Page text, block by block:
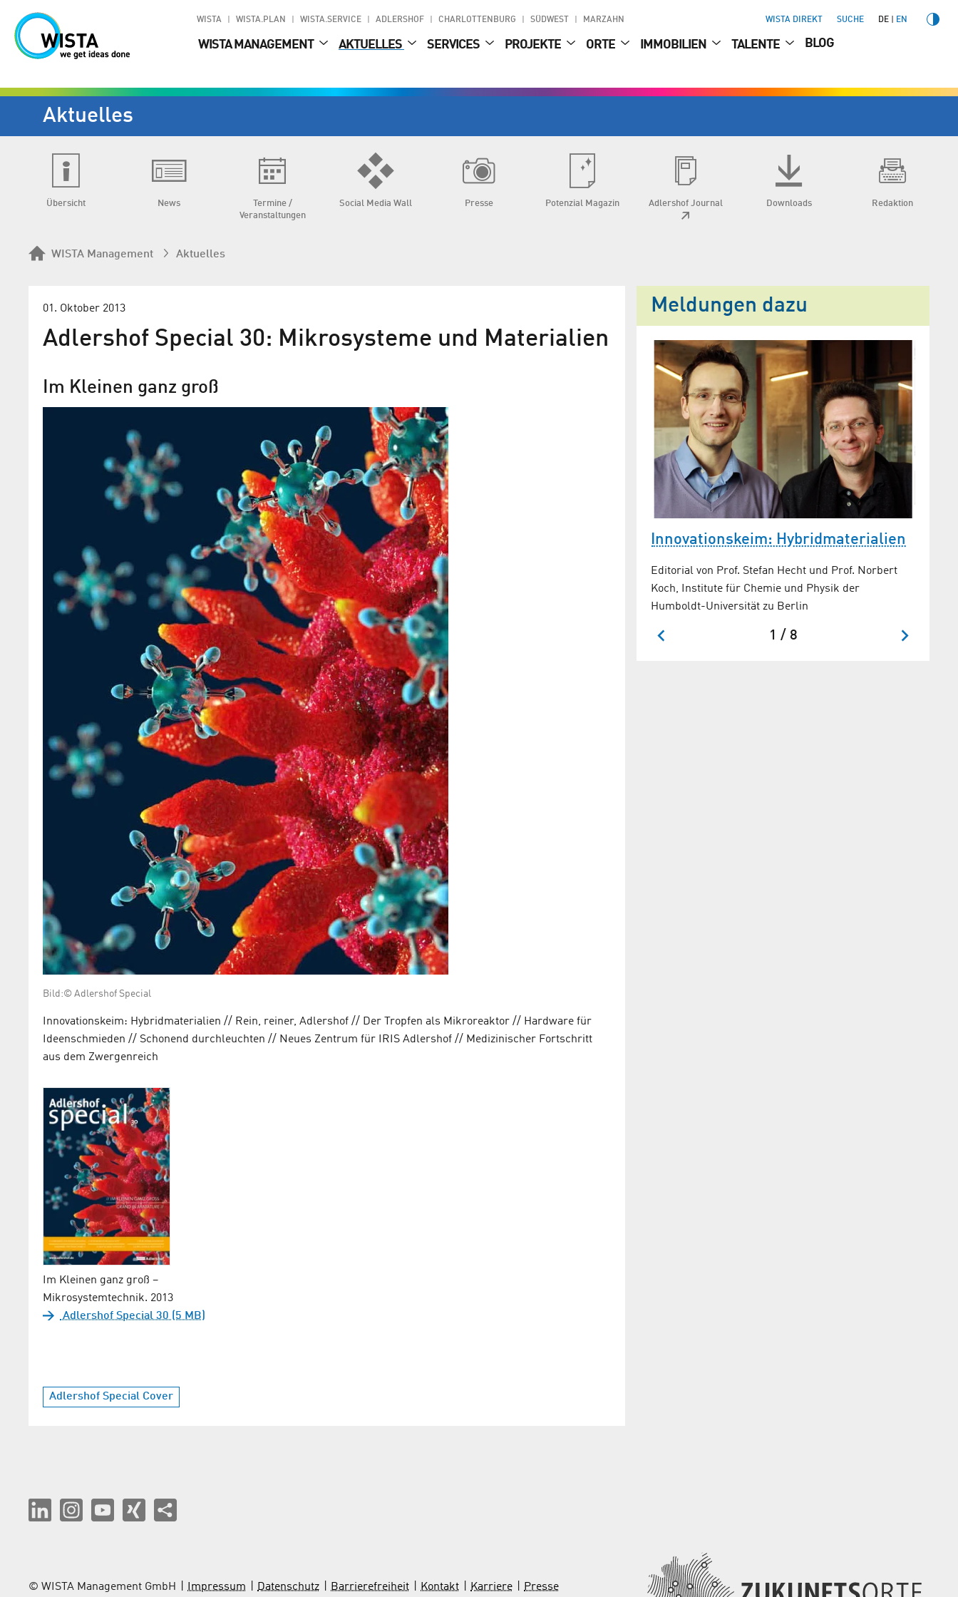
WISTA WISTA.PLAN WISTA.SERVICE ADLERSHOF CHARLOTTENBURG SÜDWEST MARZAHN WISTA DIREKT SUCHE DE EN
WISTA MANAGEMENT AKTUELLES SERVICES PROJEKTE ORTE IMMOBILIEN TALENTE BLOG
Aktuelles
Übersicht News
Termine /
Veranstaltungen
Social Media Wall Presse Potenzial Magazin Adlershof Journal Downloads Redaktion
WISTA Management Aktuelles
01. Oktober 2013
Adlershof Special 30: Mikrosysteme und Materialien
Im Kleinen ganz groß
Bild:© Adlershof Special
Innovationskeim: Hybridmaterialien // Rein, reiner, Adlershof // Der Tropfen als Mikroreaktor // Hardware für
Ideenschmieden // Schonend durchleuchten // Neues Zentrum für IRIS Adlershof // Medizinischer Fortschritt
aus dem Zwergenreich
Im Kleinen ganz groß –
Mikrosystemtechnik. 2013
Adlershof Special 30 (5 MB)
Adlershof Special Cover
Meldungen dazu
Medizinischer Fortschritt aus dem
Zwergenreich
Adlershofer Unternehmen im Kampf gegen Krebs
und andere Krankheiten
Im Kleinen ganz groß
In Adlershof ansässige Unternehmen sind führend
im Bereich der Kleinsatelliten
Innovationskeim: Hybridmaterialien
Editorial von Prof. Stefan Hecht und Prof. Norbert
Koch, Institute für Chemie und Physik der
Humboldt-Universität zu Berlin
1 / 8
© WISTA Management GmbH Impressum Datenschutz Barrierefreiheit Kontakt Karriere Presse